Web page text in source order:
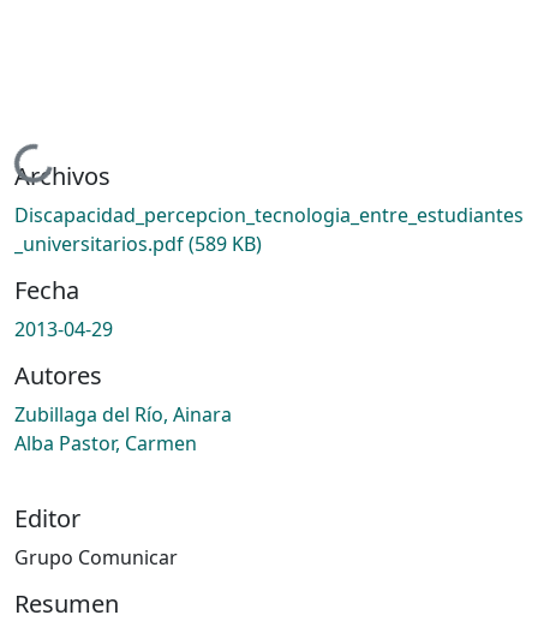
Cargando...
Archivos
Discapacidad_percepcion_tecnologia_entre_estudiantes
_universitarios.pdf(589 KB)
Fecha
2013-04-29
Autores
Zubillaga del Río, Ainara
Alba Pastor, Carmen
Editor
Grupo Comunicar
Resumen